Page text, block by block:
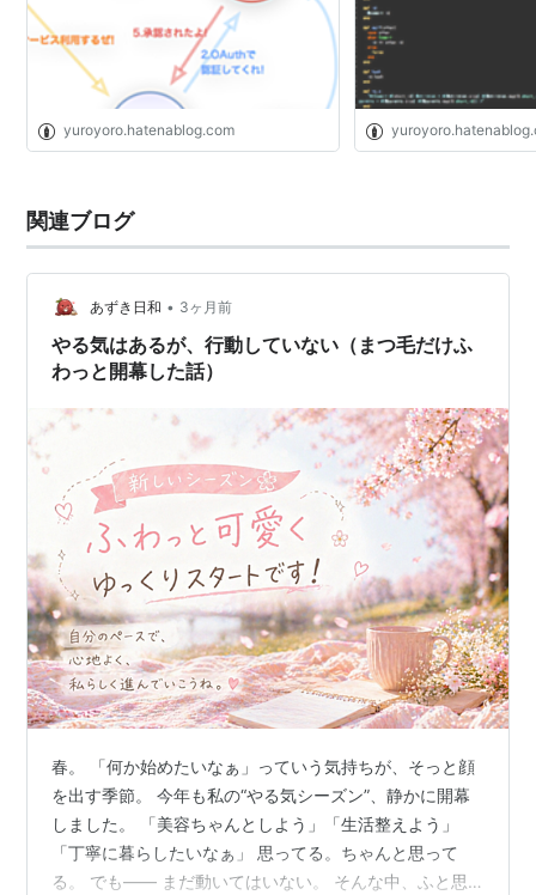
yuroyoro.hatenablog.com
関連ブログ
あずき日和 • 3ヶ月前
やる気はあるが、行動していない（まつ毛だけふ
わっと開幕した話）
春。 「何か始めたいなぁ」っていう気持ちが、そっと顔
を出す季節。 今年も私の“やる気シーズン”、静かに開幕
しました。 「美容ちゃんとしよう」「生活整えよう」
「丁寧に暮らしたいなぁ」 思ってる。ちゃんと思って
る。 でも―― まだ動いてはいない。 そんな中、ふと思